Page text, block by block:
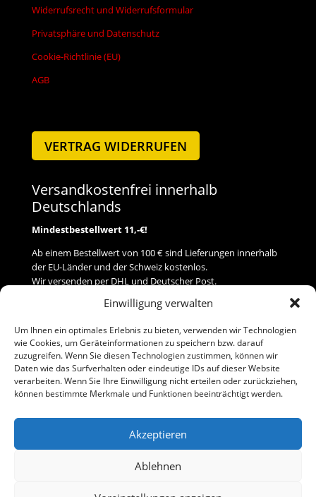
Einwilligung verwalten
Um Ihnen ein optimales Erlebnis zu bieten, verwenden wir Technologien
wie Cookies, um Geräteinformationen zu speichern bzw. darauf
zuzugreifen. Wenn Sie diesen Technologien zustimmen, können wir
Daten wie das Surfverhalten oder eindeutige IDs auf dieser Website
verarbeiten. Wenn Sie Ihre Einwilligung nicht erteilen oder zurückziehen,
können bestimmte Merkmale und Funktionen beeinträchtigt werden.
Akzeptieren
Ablehnen
Widerrufsrecht und Widerrufsformular
Privatsphäre und Datenschutz
Cookie-Richtlinie (EU)
AGB
VERTRAG WIDERRUFEN
Versandkostenfrei innerhalb
Deutschlands
Mindestbestellwert 11,-€!
Ab einem Bestellwert von 100 € sind Lieferungen innerhalb
der EU-Länder und der Schweiz kostenlos.
Wir versenden per DHL und Deutscher Post.
Versand
Zahlung
Baumann Modellspielwaren
Telefon (0 91 61) 33 84